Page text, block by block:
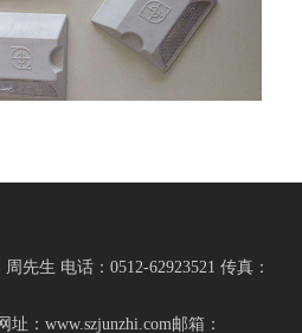
先生 电话：0512-62923521 传真：
：www.szjunzhi.com邮箱：